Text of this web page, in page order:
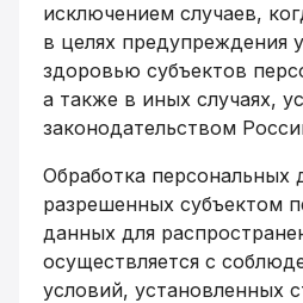
исключением случаев,
в целях предупреждения
здоровью субъектов
а также в иных случаях,
законодательством
Обработка персональных
разрешенных субъектом
данных для
осуществляется с
условий, установленных